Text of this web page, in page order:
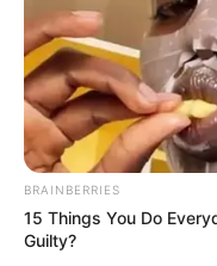
BRAINBERRIES
15 Things You Do
Guilty?